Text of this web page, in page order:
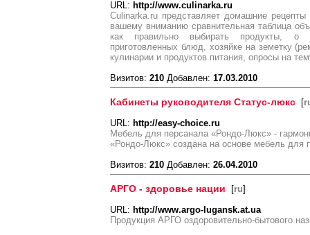
URL: http://www.culinarka.ru
Culinarka.ru представляет домашние
вашему вниманию сравнительная таблица
как правильно выбирать продукты, о
приготовленных блюд, хозяйке на земетку
кулинарии и продуктов питания, опросы на
Визитов: 210 Добавлен: 17.03.2010
Кабинеты руководителя Статус-люкс [
URL: http://easy-choice.ru
Мебель для персанала «Рондо-Люкс» -
«Рондо-Люкс» создана на основе мебель для
Визитов: 210 Добавлен: 26.04.2010
АРГО - здоровье нации [ru]
URL: http://www.argo-lugansk.at.ua
Продукция АРГО оздоровительно-бытового